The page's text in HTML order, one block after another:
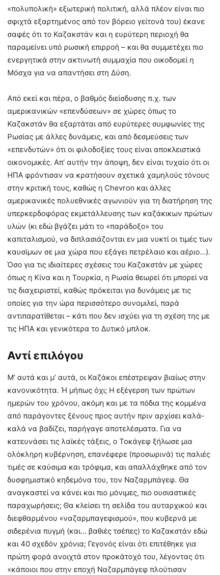
«πολυπολική» εξωτερική πολιτική, αλλά πλέον είναι πιο
σφιχτά εξαρτημένος από τον βόρειο γείτονά του) έκανε
σαφές ότι το Καζακστάν και η ευρύτερη περιοχή θα
παραμείνει υπό ρωσική επιρροή – και θα συμμετέχει πιο
ενεργητικά στην ακτινωτή συμμαχία που οικοδομεί η
Μόσχα για να απαντήσει στη Δύση.
Από εκεί και πέρα, ο βαθμός διείσδυσης π.χ. των
αμερικανικών «επενδύσεων» σε χώρες όπως το
Καζακστάν θα εξαρτάται από ευρύτερες συμφωνίες της
Ρωσίας με άλλες δυνάμεις, και από δεσμεύσεις των
«επενδυτών» ότι οι φιλοδοξίες τους είναι αποκλειστικά
οικονομικές. Απ’ αυτήν την άποψη, δεν είναι τυχαίο ότι οι
ΗΠΑ φρόντισαν να κρατήσουν σχετικά χαμηλούς τόνους
στην κριτική τους, καθώς η Chevron και άλλες
αμερικανικές πολυεθνικές αγωνιούν για τη διατήρηση της
υπερκερδοφόρας εκμετάλλευσης των καζάκικων πρώτων
υλών (κι εδώ βγάζει μάτι το «παράδοξο» του
καπιταλισμού, να διπλασιάζονται εν μια νυκτί οι τιμές των
καυσίμων σε μια χώρα που εξάγει πετρέλαιο και αέριο…).
Όσο για τις ιδιαίτερες σχέσεις του Καζακστάν με χώρες
όπως η Κίνα και η Τουρκία, η Ρωσία θεωρεί ότι μπορεί να
τις διαχειριστεί, καθώς πρόκειται για δυνάμεις με τις
οποίες για την ώρα περισσότερο συνομιλεί, παρά
αντιπαρατίθεται – κάτι που δεν ισχύει για τη σχέση της με
τις ΗΠΑ και γενικότερα το Δυτικό μπλοκ.
Αντί επιλόγου
Μ’ αυτά και μ’ αυτά, οι Καζάκοι επέστρεψαν βιαίως στην
κανονικότητα. Ή μήπως όχι; Η εξέγερση των πρώτων
ημερών του χρόνου, ακόμη και με τα πόδια της κομμένα
από παράγοντες ξένους προς αυτήν πριν αρχίσει καλά-
καλά να βαδίζει, παρήγαγε αποτελέσματα. Για να
κατευνάσει τις λαϊκές τάξεις, ο Τοκάγεφ ξήλωσε μια
ολόκληρη κυβέρνηση, επανέφερε (προσωρινά) τις παλιές
τιμές σε καύσιμα και τρόφιμα, και απαλλάχθηκε από τον
δυσφημιστικό κηδεμόνα του, τον Ναζαρμπάγεφ. Θα
αναγκαστεί να κάνει και πιο μόνιμες, πιο ουσιαστικές
παραχωρήσεις; Θα κλείσει τη σελίδα του αυταρχικού και
διεφθαρμένου «ναζαρμπαγεφισμού», που κυβερνά με
σιδερένια πυγμή (και… βαθιές τσέπες) το Καζακστάν εδώ
και 40 σχεδόν χρόνια; Γεγονός είναι ότι επιτέθηκε για
πρώτη φορά ανοιχτά στον προκάτοχό του, λέγοντας ότι
«κάποιοι που στην εποχή Ναζαρμπάγεφ πλούτισαν